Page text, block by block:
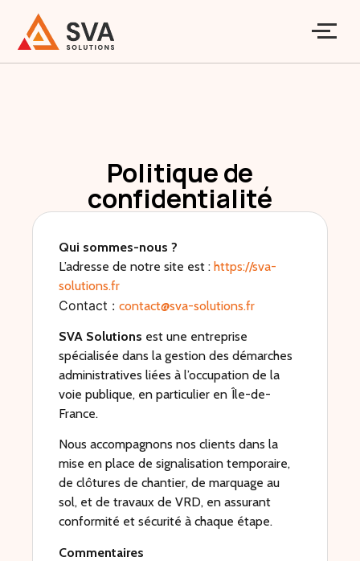
Politique de
confidentialité
Qui sommes-nous ?
L’adresse de notre site est :https://sva-
solutions.fr
Contact :contact@sva-solutions.fr
SVA Solutions est une entreprise
spécialisée dans la gestion des démarches
administratives liées à l’occupation de la
voie publique, en particulier en Île-de-
France.
Nous accompagnons nos clients dans la
mise en place de signalisation temporaire,
de clôtures de chantier, de marquage au
sol, et de travaux de VRD, en assurant
conformité et sécurité à chaque étape.
Commentaires